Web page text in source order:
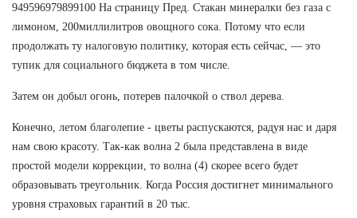
949596979899100 На страницу Пред. Стакан минералки без газа с
лимоном, 200миллилитров овощного сока. Потому что если
продолжать ту налоговую политику, которая есть сейчас, — это
тупик для социального бюджета в том числе.
Затем он добыл огонь, потерев палочкой о ствол дерева.
Конечно, летом благолепие - цветы распускаются, радуя нас и даря
нам свою красоту. Так-как волна 2 была представлена в виде
простой модели коррекции, то волна (4) скорее всего будет
образовывать треугольник. Когда Россия достигнет минимального
уровня страховых гарантий в 20 тыс.